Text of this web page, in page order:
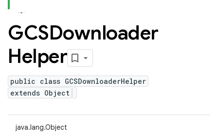
GCSDownloader
Helper
public class GCSDownloaderHelper
extends Object
java.lang.Object